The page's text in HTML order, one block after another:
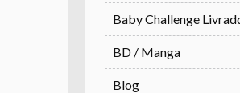
Baby Challenge
BD / Manga
Blog